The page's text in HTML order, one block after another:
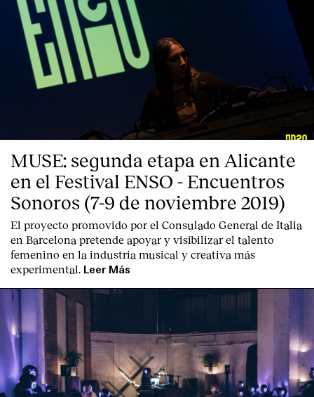
MUSE: segunda etapa en Alicante
en el Festival ENSO - Encuentros
Sonoros (7-9 de noviembre 2019)
El proyecto promovido por el Consulado General de Italia
en Barcelona pretende apoyar y visibilizar el talento
femenino en la industria musical y creativa más
experimental. Leer Más